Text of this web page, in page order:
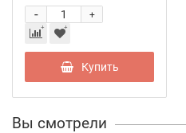
+
-
Купить
Вы смотрели